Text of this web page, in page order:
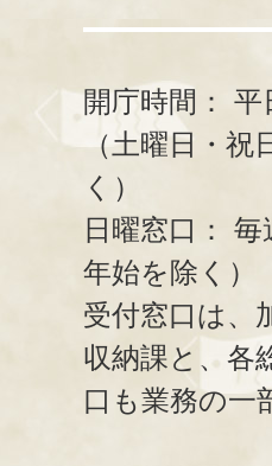
開庁時間： 平
（土曜日・祝
く）
日曜窓口： 毎
年始を除く）
受付窓口は、
収納課と、 各
口も業務の一